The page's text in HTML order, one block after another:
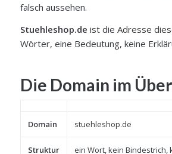
falsch aussehen.
Stuehleshop.de ist die Adresse
Wörter, eine Bedeutung, keine
Die Domain im
Domain stuehleshop.de
Struktur
ein Wort, kein Bindestrich,